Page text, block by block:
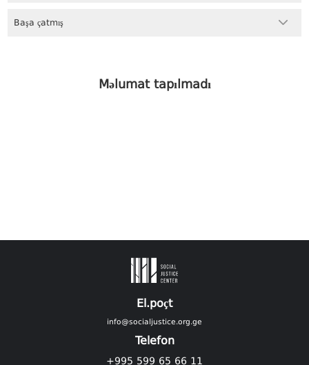
Başa çatmış
Məlumat tapılmadı
El.poçt
info@socialjustice.org.ge
Telefon
+995 599 65 66 11